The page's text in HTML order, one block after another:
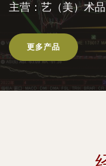
主营：艺（美）术
更多产品